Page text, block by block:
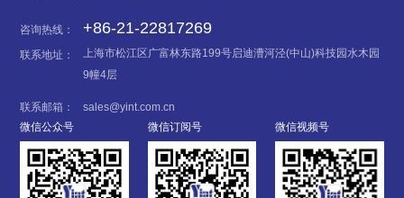
咨询热线： +86-21-22817269
联系地址：
上海市松江区广富林东路199号启迪漕河泾(中山)科技园水木园
9幢4层
联系邮箱：
sales@yint.com.cn
微信公众号
微信订阅号 微信视频号